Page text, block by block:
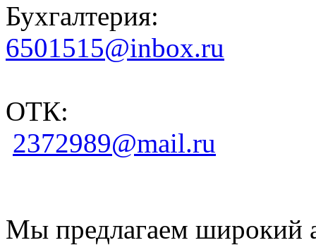
Бухгалтерия:
6501515@inbox.ru
ОТК:
2372989@mail.ru
Мы предлагаем широкий